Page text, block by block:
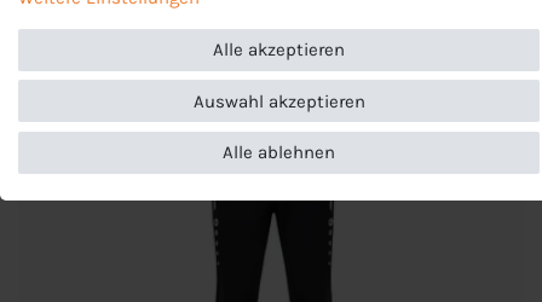
einzuwilligen und die Einwilligung zu einem späteren
Zeitpunkt zu ändern oder zu widerrufen. Beachten Sie unser
Impressumund weitere Hinweise zur Verwendung
personenbezogener Daten in unsererDaten­schutz­erklärung
Alle akzeptieren
Alle ablehnen
Auswahl akzeptieren